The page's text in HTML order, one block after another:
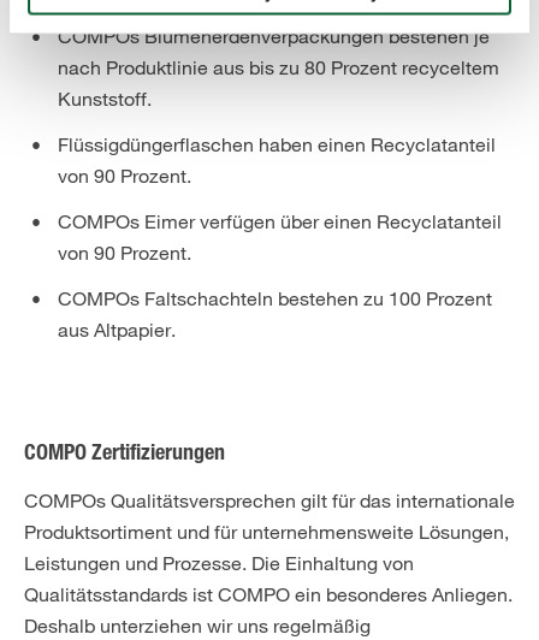
COMPOs Blumenerdenverpackungen bestehen je
nach Produktlinie aus bis zu 80 Prozent recyceltem
Kunststoff.
Flüssigdüngerflaschen haben einen Recyclatanteil
von 90 Prozent.
COMPOs Eimer verfügen über einen Recyclatanteil
von 90 Prozent.
COMPOs Faltschachteln bestehen zu 100 Prozent
aus Altpapier.
COMPO Zertifizierungen
COMPOs Qualitätsversprechen gilt für das internationale
Produktsortiment und für unternehmensweite Lösungen,
Leistungen und Prozesse. Die Einhaltung von
Qualitätsstandards ist COMPO ein besonderes Anliegen.
Deshalb unterziehen wir uns regelmäßig